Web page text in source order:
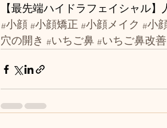
【最先端ハイドラフェイシャル
#小顔 #小顔矯正 #小顔メイク #小
穴の開き #いちご鼻 #いちご鼻改善